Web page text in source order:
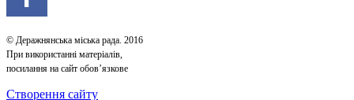
© Деражнянська міська рада. 2016
При використанні матеріалів,
посилання на сайт обов’язкове
Створення сайту